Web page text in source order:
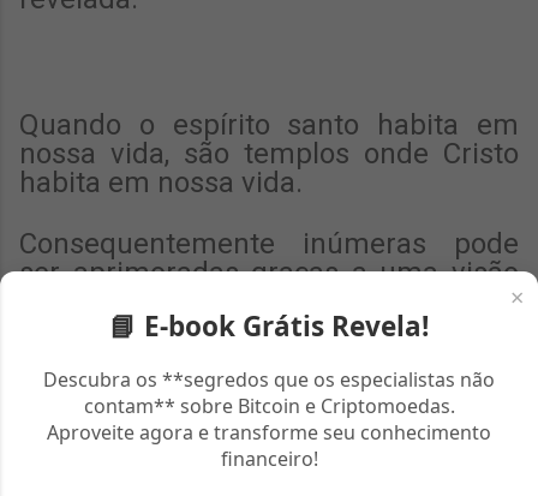
×
📘 E-book Grátis Revela!
Descubra os **segredos que os especialistas não
contam** sobre Bitcoin e Criptomoedas.
Aproveite agora e transforme seu conhecimento
financeiro!
Quando o espírito santo habita em
nossa vida, são templos onde Cristo
habita em nossa vida.
Consequentemente inúmeras pode
ser aprimoradas graças a uma visão
que Cristo Jesus nos dá e que grande
é o sofrimento de Jesus na atualidade
como pensamos
escolhemos outros deuses e
pensamos “o Senhor não sabe”.